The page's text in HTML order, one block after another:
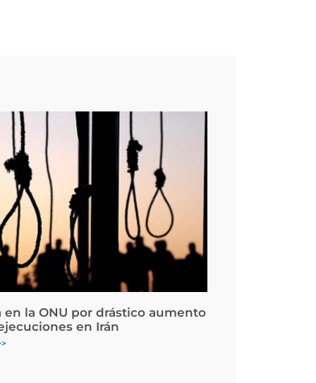
en la ONU por drástico aumento
en Irán